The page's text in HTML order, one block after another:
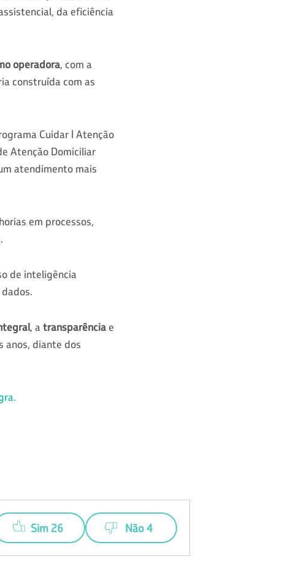
da eficiência
operadora, com a
construída com as
Cuidar | Atenção
Atenção Domiciliar
atendimento mais
em processos,
de inteligência
, atransparência e
anos, diante dos
Sim 26 Não 4